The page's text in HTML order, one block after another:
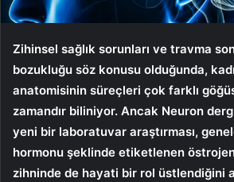
Zihinsel sağlık sorunları ve travma
bozukluğu söz konusu olduğunda,
anatomisinin süreçleri çok farklı
zamandır biliniyor. Ancak Neuron
yeni bir laboratuvar araştırması,
hormonu şeklinde etiketlenen
zihninde de hayati bir rol üstlendiğini